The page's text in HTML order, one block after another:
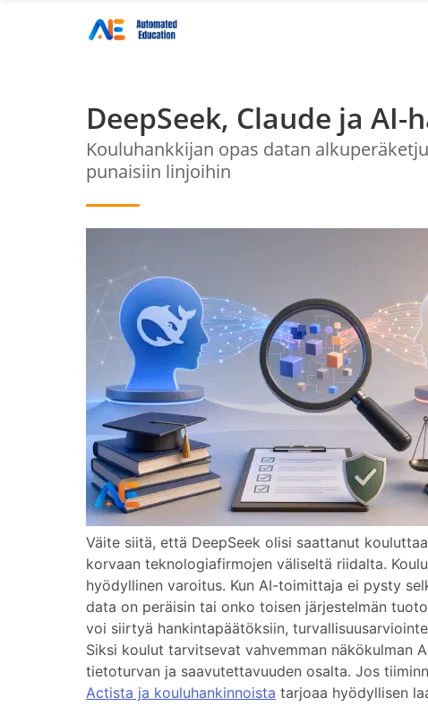
DeepSeek, Claude ja AI-
Kouluhankkijan opas datan
punaisiin linjoihin
Väite siitä, että DeepSeek olisi saattanut
korvaan teknologiafirmojen väliseltä riidalta.
hyödyllinen varoitus. Kun AI-toimittaja ei pysty
data on peräisin tai onko toisen järjestelmän
voi siirtyä hankintapäätöksiin,
Siksi koulut tarvitsevat vahvemman näkökulman
tietoturvan ja saavutettavuuden osalta. Jos
Actista ja kouluhankinnoista tarjoaa hyödyllisen